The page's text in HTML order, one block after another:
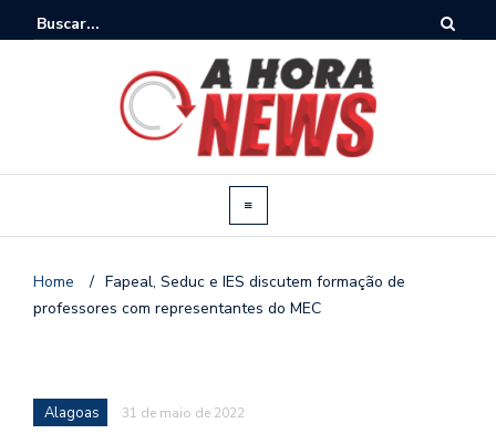
Home / Fapeal, Seduc e IES discutem formação de
professores com representantes do MEC
Alagoas 31 de maio de 2022